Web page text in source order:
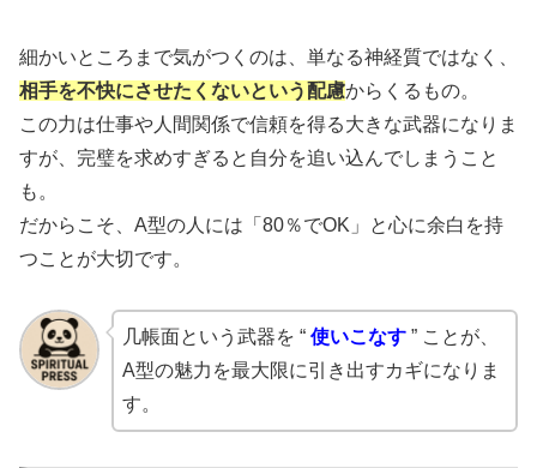
細かいところまで気がつくのは、単なる神経質ではなく、
相手を不快にさせたくないという配慮からくるもの。
この力は仕事や人間関係で信頼を得る大きな武器になりま
すが、完璧を求めすぎると自分を追い込んでしまうこと
も。
だからこそ、A型の人には「80％でOK」と心に余白を持
つことが大切です。
几帳面という武器を “使いこなす ” ことが、
A型の魅力を最大限に引き出すカギになりま
す。